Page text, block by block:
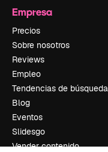
Empresa
Precios
Sobre nosotros
Reviews
Empleo
Tendencias de búsqueda
Blog
Eventos
Slidesgo
Vender contenido